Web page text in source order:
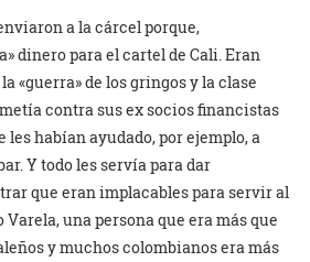
a la cárcel porque,
dinero para el cartel de Cali. Eran
«guerra» de los gringos y la clase
contra sus ex socios financistas
les habían ayudado, por ejemplo, a
Y todo les servía para dar
que eran implacables para servir al
Varela, una persona que era más que
y muchos colombianos era más